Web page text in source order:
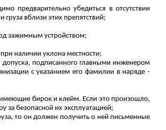
предварительно убедиться в отсутствии
вблизи этих препятствий;
зажимным устройством;
наличии уклона местности;
допуска, подписанного главными инженером
с указанием его фамилии в наряде -
бирок и клейм. Если это произошло,
за безопасной их эксплуатацией;
то он должен получить о ней письменные